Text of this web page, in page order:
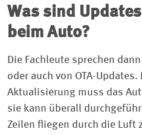
Was sind
beim Auto?
Die Fachleute sprechen
oder auch von OTA-
Aktualisierung muss das
sie kann überall
Zeilen fliegen durch die Luft